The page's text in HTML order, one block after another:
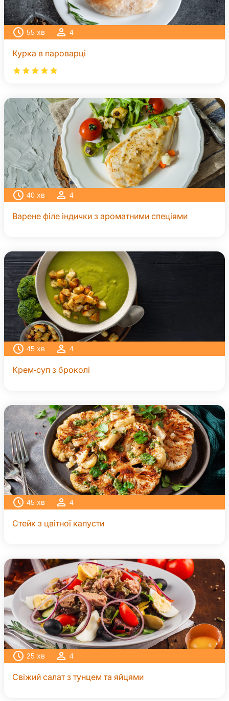
55 хв 4
Курка в пароварці
40 хв 4
Варене філе індички з ароматними спеціями
45 хв 4
Крем-суп з броколі
45 хв 4
Стейк з цвітної капусти
25 хв 4
Свіжий салат з тунцем та яйцями